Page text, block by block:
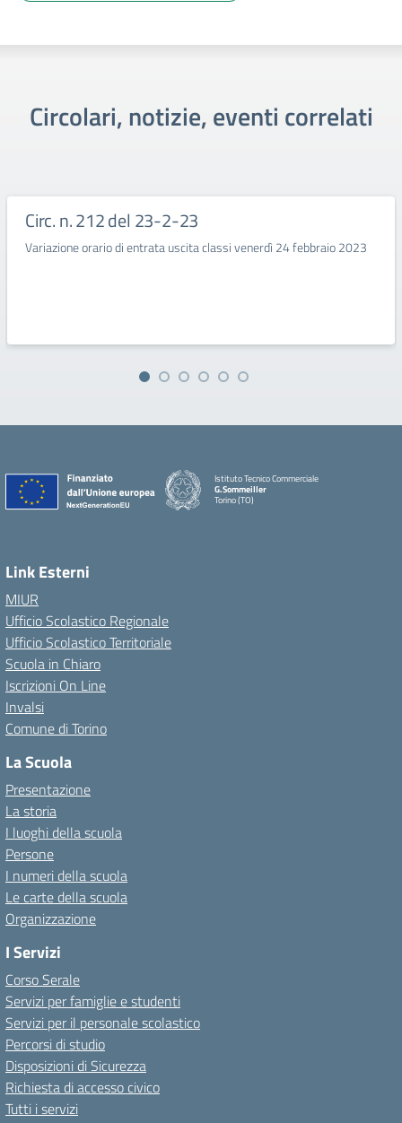
Circolari, notizie, eventi correlati
Circ. n. 212 del 23-2-23
Variazione orario di entrata uscita classi venerdì 24 febbraio 2023
Istituto Tecnico Commerciale
G.Sommeiller
Torino (TO)
Link Esterni
MIUR
Ufficio Scolastico Regionale
Ufficio Scolastico Territoriale
Scuola in Chiaro
Iscrizioni On Line
Invalsi
Comune di Torino
La Scuola
Presentazione
La storia
I luoghi della scuola
Persone
I numeri della scuola
Le carte della scuola
Organizzazione
I Servizi
Corso Serale
Servizi per famiglie e studenti
Servizi per il personale scolastico
Percorsi di studio
Disposizioni di Sicurezza
Richiesta di accesso civico
Tutti i servizi